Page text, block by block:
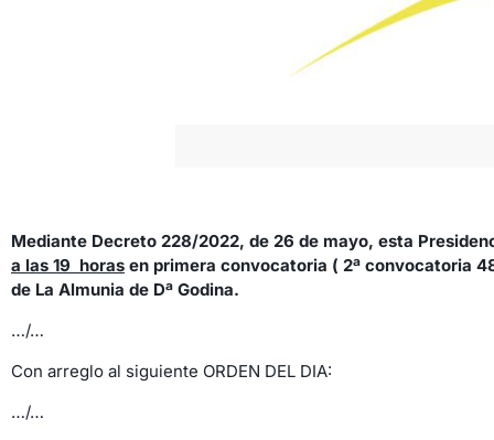
Mediante Decreto 228/2022, de 26 de mayo, esta
a las 19 horas en primera convocatoria ( 2ª convocatoria
de La Almunia de Dª Godina.
…/…
Con arreglo al siguiente ORDEN DEL DIA:
…/…